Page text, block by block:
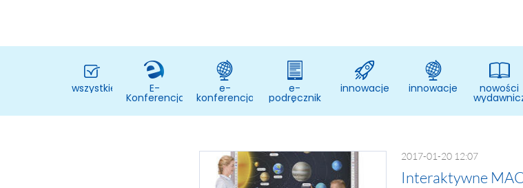
wszystkie E-
Konferencja
e-
konferencja
e-
podręcznik
innowacje innowacje nowości
2017-01-20 12:07
Interaktywne